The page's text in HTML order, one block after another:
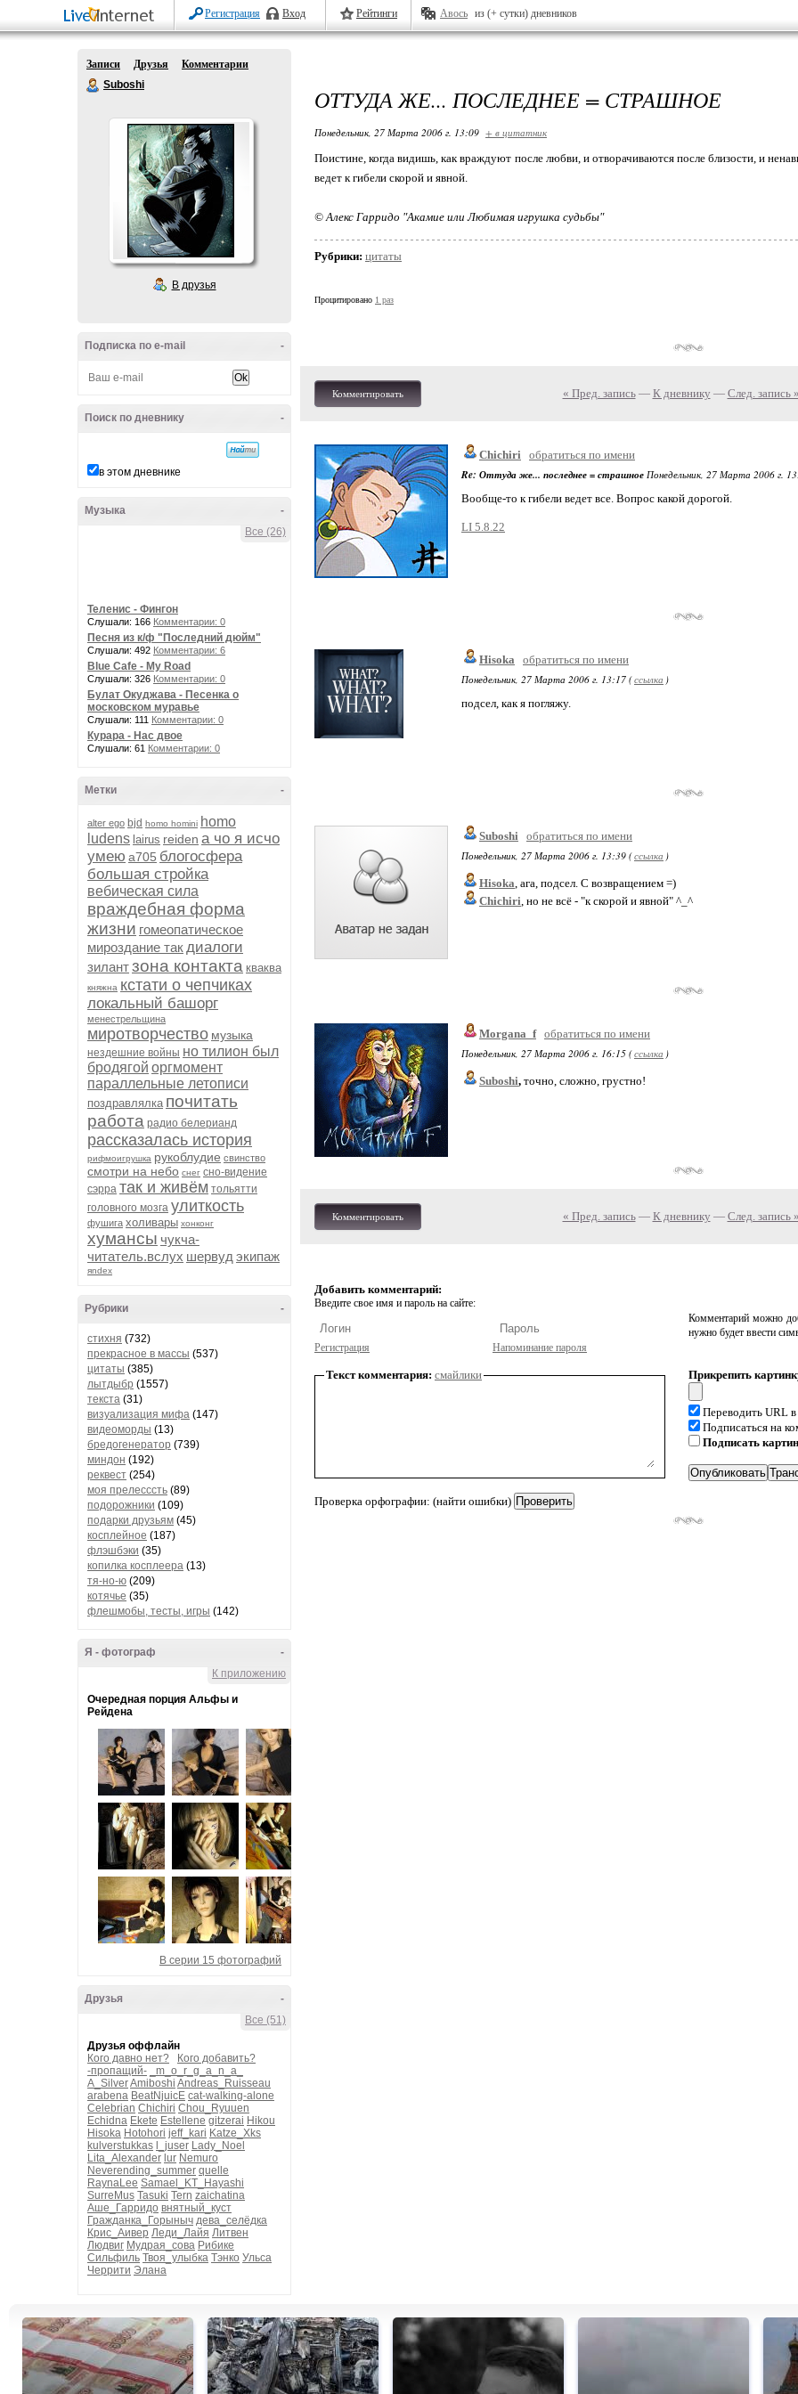
Регистрация Вход Рейтинги Авось из (+ сутки) дневников
Записи Друзья
Комментарии
Suboshi
В друзья
-
Подписка по e-mail
-
Поиск по дневнику
в этом дневнике
-
Музыка
Все (26)
Теленис - Фингон
Слушали: 166 Комментарии: 0
Песня из к/ф "Последний дюйм"
Слушали: 492 Комментарии: 6
Blue Cafe - My Road
Слушали: 326 Комментарии: 0
Булат Окуджава - Песенка о
московском муравье
Слушали: 111 Комментарии: 0
Курара - Нас двое
Слушали: 61 Комментарии: 0
-
Метки
alter ego bjd homo homini homo
ludens lairus reiden а чо я исчо
умею а705 блогосфера
большая стройка
вебическая сила
враждебная форма
жизни гомеопатическое
мироздание такдиалоги
зилантзона контакта кваква
княжна кстати о чепчиках
локальный башорг
менестрельщина
миротворчество музыка
нездешние войны но тилион был
бродягой оргмомент
параллельные летописи
поздравлялка почитать
работа радио белерианд
рассказалась история
рифмоигрушка рукоблудие свинство
смотри на небо снег сно-видение
сэрра так и живём тольятти
головного мозга улиткость
фушига холивары хонконг
хумансы чукча-
читатель.вслух шервуд экипаж
яndex
-
Рубрики
стихня (732)
прекрасное в массы (537)
цитаты (385)
лытдыбр (1557)
текста (31)
визуализация мифа (147)
видеоморды (13)
бредогенератор (739)
миндон (192)
реквест (254)
моя прелесссть (89)
подорожники (109)
подарки друзьям (45)
косплейное (187)
флэшбэки (35)
копилка косплеера (13)
тя-но-ю (209)
котячье (35)
флешмобы, тесты, игры (142)
-
Я - фотограф
К приложению
Очередная порция Альфы и
Рейдена
В серии 15 фотографий
-
Друзья
Все (51)
Друзья оффлайн
Кого давно нет?
Кого добавить?
-пропащий-
_m_o_r_g_a_n_a_
A_SilverAmiboshi Andreas_Ruisseau
arabena BeatNjuicE cat-walking-alone
Celebrian Chichiri Chou_Ryuuen
Echidna Ekete Estellene gitzerai Hikou
Hisoka Hotohori jeff_kari Katze_Xks
kulverstukkas
l_juser Lady_Noel
Lita_Alexander lur Nemuro
Neverending_summer quelle
RaynaLee Samael_KT_Hayashi
SurreMus Tasuki Tern zaichatina
Аше_Гарридо внятный_куст
Гражданка_Горыныч дева_селёдка
Крис_Аивер Леди_Лайя Литвен
Людвиг Мудрая_сова Рибике
Сильфиль Твоя_улыбка Тэнко Ульса
Черрити Элана
ОТТУДА ЖЕ... ПОСЛЕДНЕЕ = СТРАШНОЕ
Понедельник, 27 Марта 2006 г. 13:09 + в цитатник
Поистине, когда видишь, как враждуют после любви, и отворачиваются после близости, и
ведет к гибели скорой и явной.
© Алекс Гарридо "Акамие или Любимая игрушка судьбы"
Рубрики: цитаты
Процитировано 1 раз
Комментировать « Пред. запись— К дневнику — След. запись »
Chichiri обратиться по имени
Re: Оттуда же... последнее = страшное Понедельник, 27 Марта 2006 г.
Вообще-то к гибели ведет все. Вопрос какой дорогой.
LI 5.8.22
Hisoka
обратиться по имени
Понедельник, 27 Марта 2006 г. 13:17 (ссылка )
подсел, как я погляжу.
Suboshi обратиться по имени
Понедельник, 27 Марта 2006 г. 13:39 (ссылка )
Hisoka, ага, подсел. С возвращением =)
Chichiri, но не всё - "к скорой и явной" ^_^
Morgana_f обратиться по имени
Понедельник, 27 Марта 2006 г. 16:15 (ссылка )
Suboshi, точно, сложно, грустно!
Комментировать « Пред. запись— К дневнику — След. запись »
Добавить комментарий:
Введите свое имя и пароль на сайте:
Регистрация Напоминание пароля
Комментарий можно
нужно будет ввести
Текст комментария: смайлики
Проверка орфографии: (найти ошибки)
Прикрепить
Переводить URL
Подписаться на
Подписать